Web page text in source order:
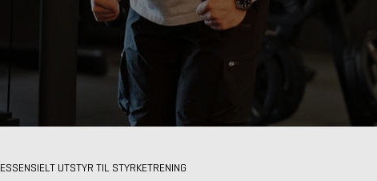
ESSENSIELT UTSTYR TIL STYRKETRENING